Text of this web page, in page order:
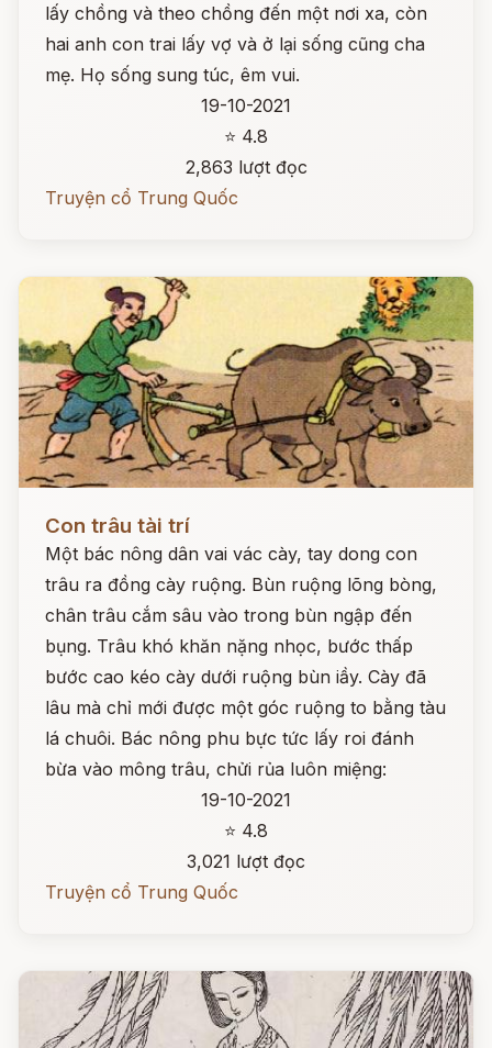
lấy chồng và theo chồng đến một nơi xa, còn
hai anh con trai lấy vợ và ở lại sống cũng cha
mẹ. Họ sống sung túc, êm vui.
19-10-2021
⭐ 4.8
2,863 lượt đọc
Truyện cổ Trung Quốc
Con trâu tài trí
Một bác nông dân vai vác cày, tay dong con
trâu ra đồng cày ruộng. Bùn ruộng lõng bòng,
chân trâu cắm sâu vào trong bùn ngập đến
bụng. Trâu khó khăn nặng nhọc, bước thấp
bước cao kéo cày dưới ruộng bùn iầy. Cày đã
lâu mà chỉ mới được một góc ruộng to bằng tàu
lá chuôi. Bác nông phu bực tức lấy roi đánh
bừa vào mông trâu, chửi rủa luôn miệng:
19-10-2021
⭐ 4.8
3,021 lượt đọc
Truyện cổ Trung Quốc